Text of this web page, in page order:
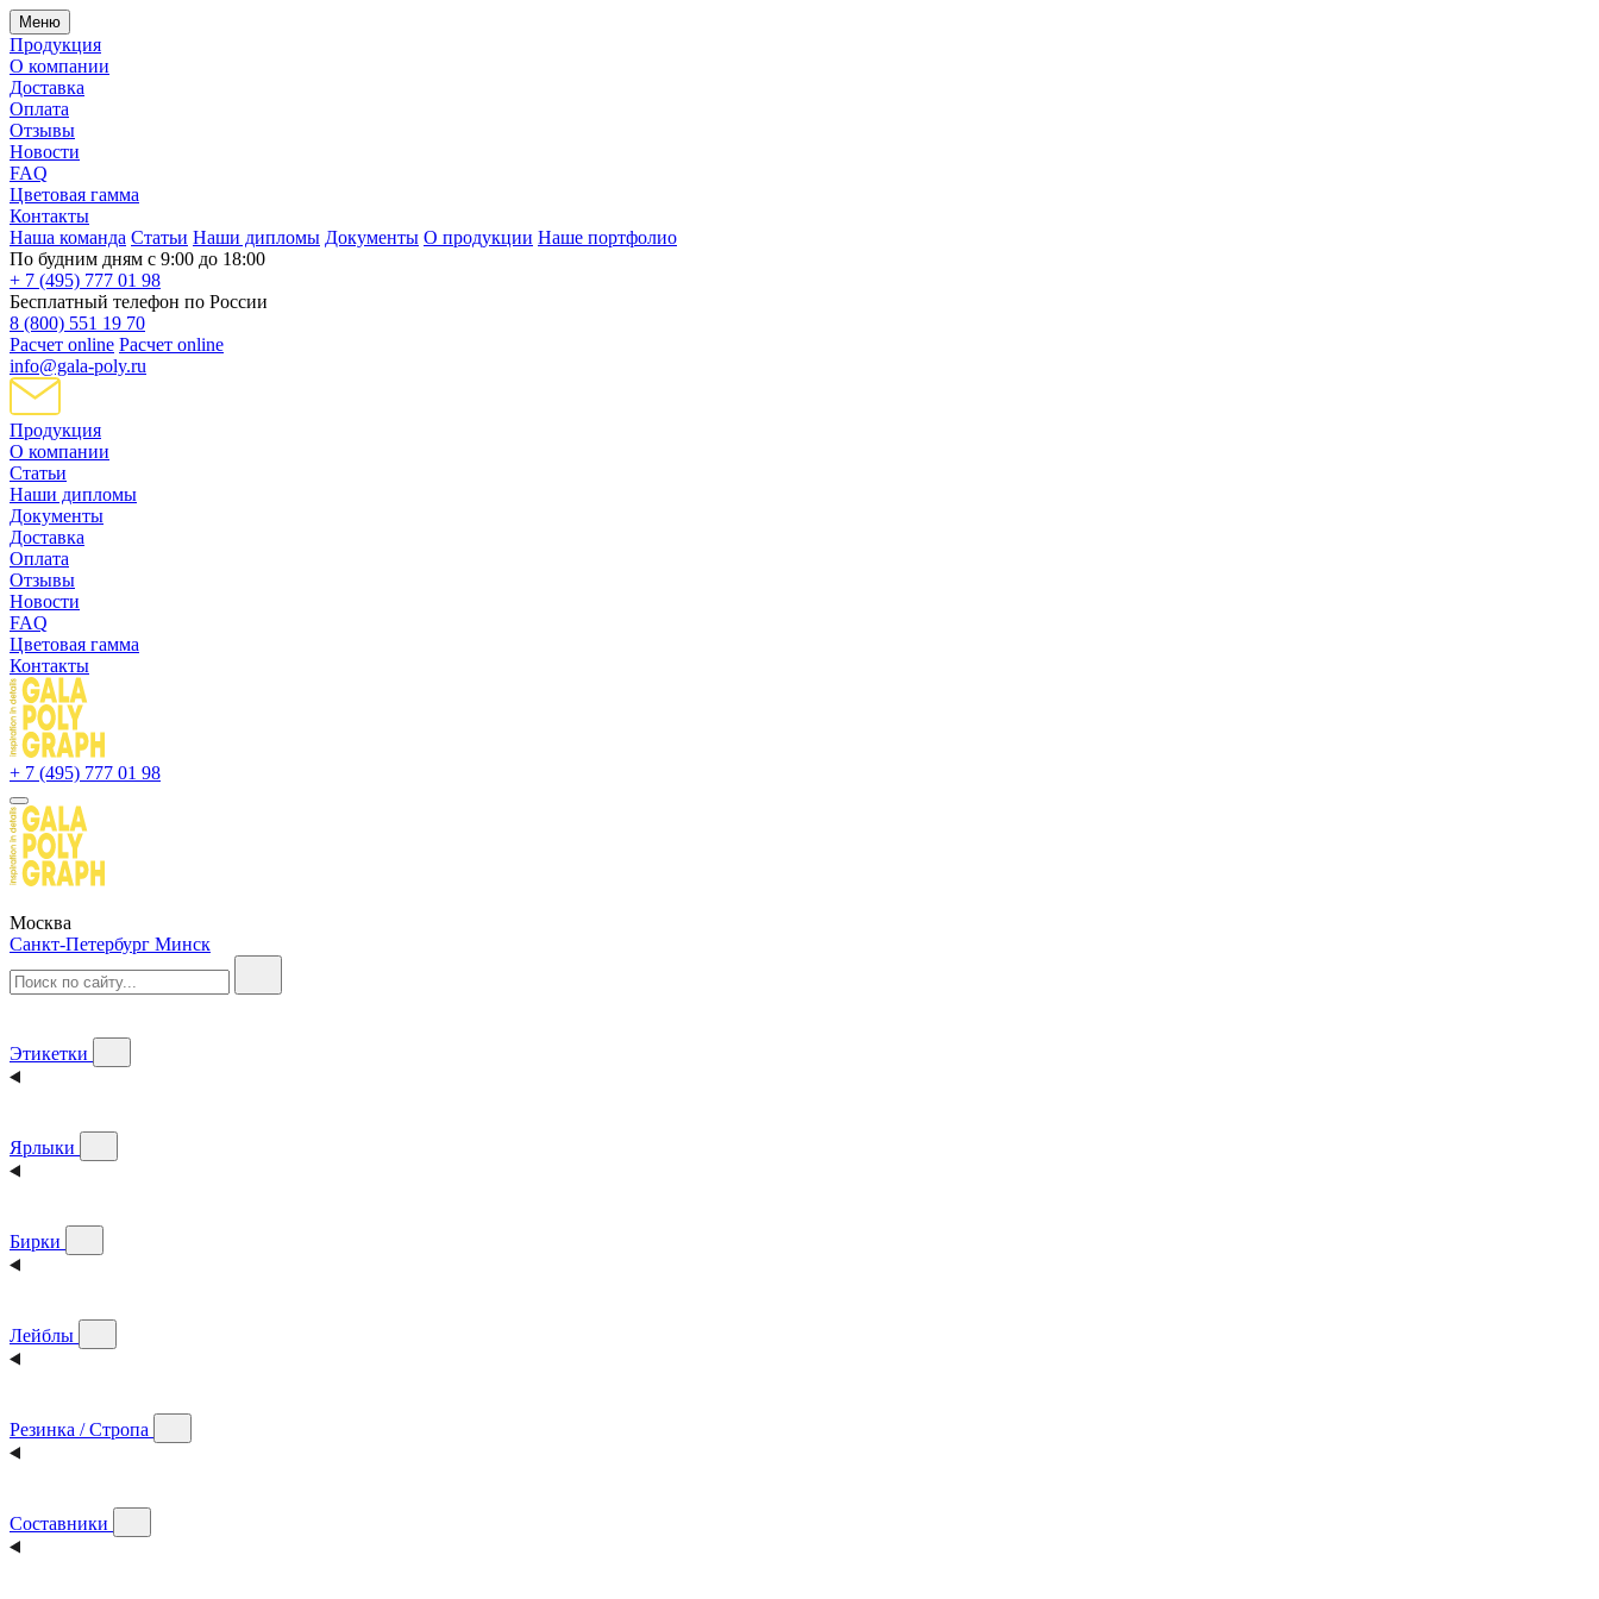
Меню
Продукция
О компании
Доставка
Оплата
Отзывы
Новости
FAQ
Цветовая гамма
Контакты
Наша команда Статьи Наши дипломы Документы О продукции Наше портфолио
По будним дням с 9:00 до 18:00
+ 7 (495) 777 01 98
Бесплатный телефон по России
8 (800) 551 19 70
Расчет online Расчет online
info@gala-poly.ru
Продукция
О компании
Статьи
Наши дипломы
Документы
Доставка
Оплата
Отзывы
Новости
FAQ
Цветовая гамма
Контакты
+ 7 (495) 777 01 98
Москва
Санкт-Петербург Минск
Этикетки
Ярлыки
Бирки
Лейблы
Резинка / Стропа
Составники